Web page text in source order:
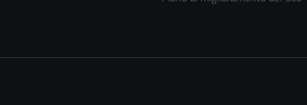
sono necessari
del sito e non